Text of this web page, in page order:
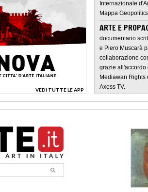
VEDI TUTTE LE APP
>
Internazionale
Mappa
ARTE E
documentario
e Piero Muscarà
collaborazione
grazie all'accordo
Mediawan
Axess TV.